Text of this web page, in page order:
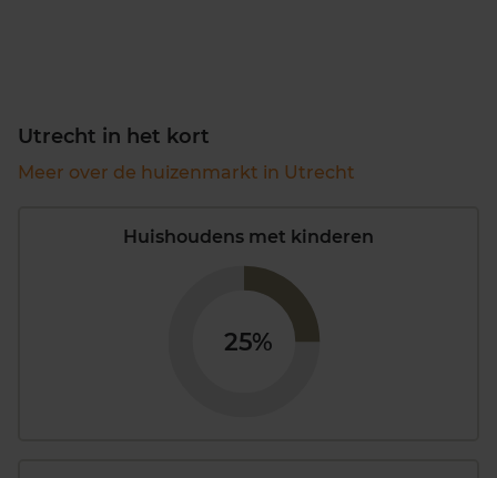
Utrecht in het kort
Meer over de huizenmarkt in Utrecht
Huishoudens met kinderen
25%